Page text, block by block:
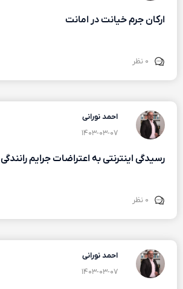
ارکان جرم خیانت در امانت
۰ نظر
احمد نورانی
۱۴۰۳-۰۳-۰۷
رسیدگی اینترنتی به اعتراضات جرایم رانندگی
۰ نظر
احمد نورانی
۱۴۰۳-۰۳-۰۷